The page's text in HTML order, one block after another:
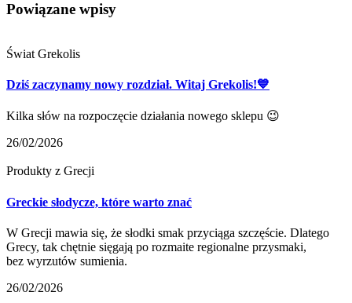
Powiązane wpisy
Świat Grekolis
Dziś zaczynamy nowy rozdział. Witaj Grekolis!💙
Kilka słów na rozpoczęcie działania nowego sklepu 😉
26/02/2026
Produkty z Grecji
Greckie słodycze, które warto znać
W Grecji mawia się, że słodki smak przyciąga szczęście. Dlatego
Grecy, tak chętnie sięgają po rozmaite regionalne przysmaki,
bez wyrzutów sumienia.
26/02/2026